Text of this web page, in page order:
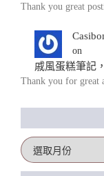
Thank you great
on
戚風蛋糕筆記
Thank you for great
文
章
彙